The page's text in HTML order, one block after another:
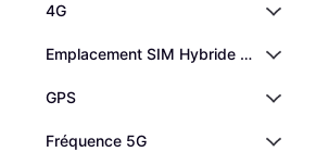
4G
Emplacement SIM Hybride Double
GPS
Fréquence 5G